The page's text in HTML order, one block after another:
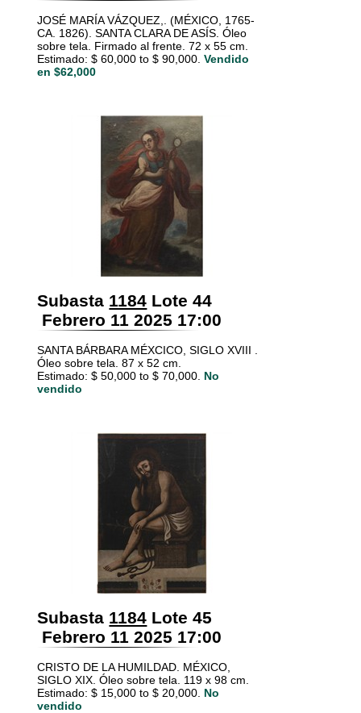
JOSÉ MARÍA VÁZQUEZ,. (MÉXICO, 1765-
CA. 1826). SANTA CLARA DE ASÍS. Óleo
sobre tela. Firmado al frente. 72 x 55 cm.
Estimado: $ 60,000 to $ 90,000. Vendido
en $62,000
Subasta 1184 Lote 44
Febrero 11 2025 17:00
SANTA BÁRBARA MÉXCICO, SIGLO XVIII .
Óleo sobre tela. 87 x 52 cm.
Estimado: $ 50,000 to $ 70,000. No
vendido
Subasta 1184 Lote 45
Febrero 11 2025 17:00
CRISTO DE LA HUMILDAD. MÉXICO,
SIGLO XIX. Óleo sobre tela. 119 x 98 cm.
Estimado: $ 15,000 to $ 20,000. No
vendido